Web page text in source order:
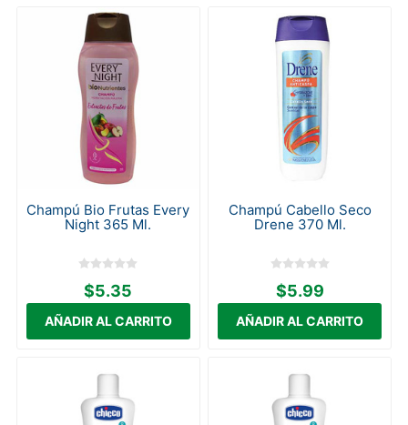
Champú Bio Frutas Every
Night 365 Ml.
$5.35
Champú Cabello Seco
Drene 370 Ml.
$5.99